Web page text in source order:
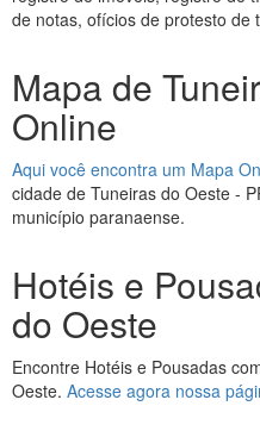
de notas, ofícios de protesto de
Mapa de
Online
Aqui você encontra um Mapa
cidade de Tuneiras do Oeste -
município paranaense.
Hotéis e
do Oeste
Encontre Hotéis e Pousadas
Oeste. Acesse agora nossa